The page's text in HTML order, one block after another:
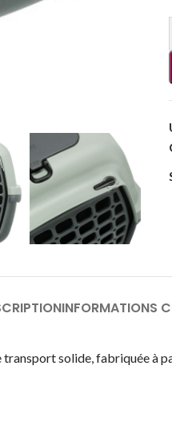
INFORMATIONS
transport solide, fabriquée